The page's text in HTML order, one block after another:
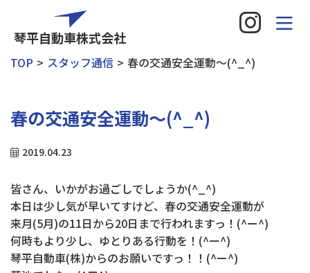
琴平自動車株式会社
TOP スタッフ通信 春の交通安全運動～(^_^)
春の交通安全運動～(^_^)
2019.04.23
皆さん、いかがお過ごしでしょうか(^_^)
本日は少し気が早いてすけど、春の交通安全運動が
来月(5月)の11日から20日まで行われますっ！(^ー^)
何時もより少し、ゆとりある行動を！(^ー^)
琴平自動車(株)からのお願いですっ！！(^ー^)